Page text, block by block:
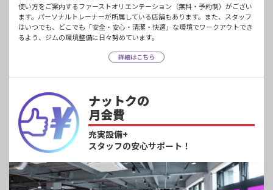
使い方をご案内するファーストオリエンテーション（無料・予約制）がござい
ます。パーソナルトレーナーが所属している店舗もあります。また、スタッフ
はいつでも、どこでも「安全・安心・清潔・快適」な環境でワークアウトでき
るよう、ジムの環境整備に日々努めています。
詳細はこちら
ナットクの
月会費
充実設備+
スタッフの安心サポート！